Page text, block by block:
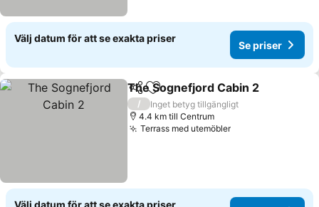
Välj datum för att se exakta priser
Se priser
Dela Lägg till i Mina Favoriter
The Sognefjord Cabin 2
/
Inget betyg tillgängligt
4.4 km till Centrum
Terrass med utemöbler
Välj datum för att se exakta priser